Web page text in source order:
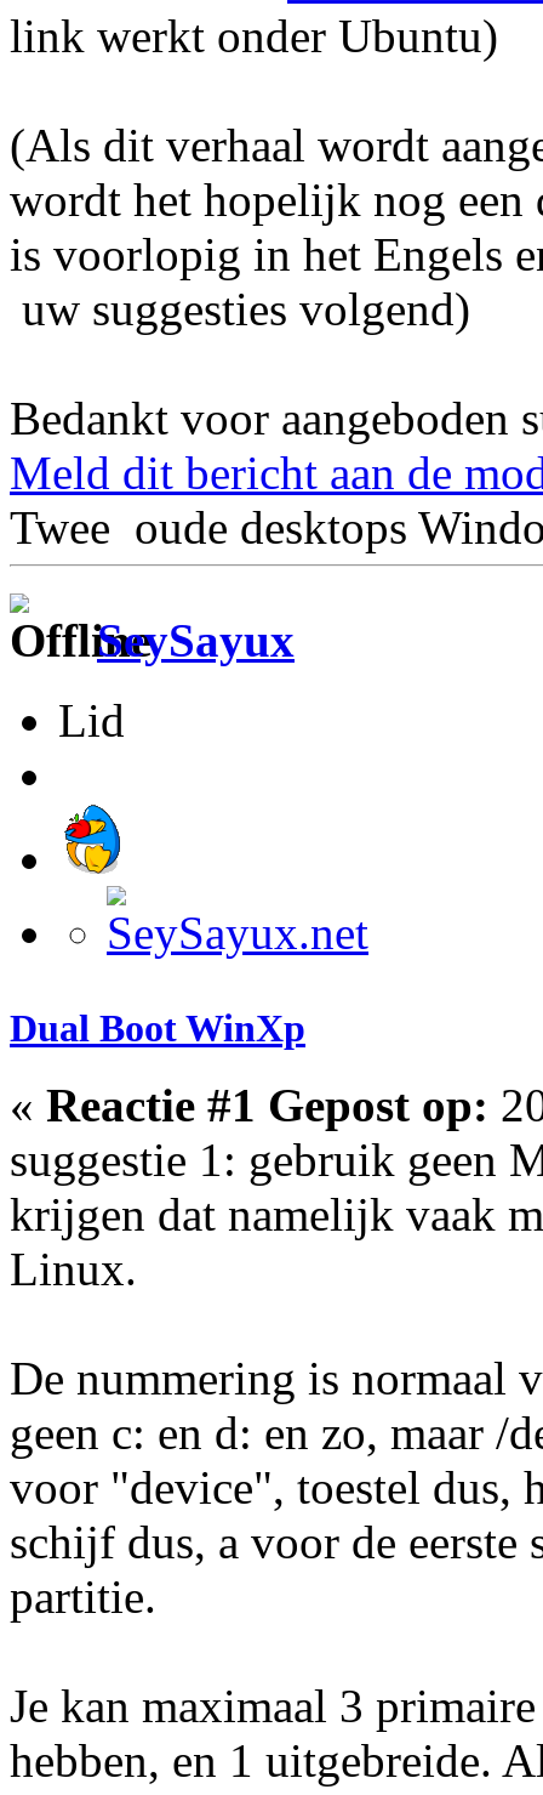
link werkt onder Ubuntu)
(Als dit verhaal wordt
wordt het hopelijk nog
is voorlopig in het Engels
uw suggesties volgend)
Bedankt voor aangeboden
Meld dit bericht aan de
Twee oude desktops
SeySayux
Lid
Dual Boot WinXp
« Reactie #1 Gepost op:
suggestie 1: gebruik geen
krijgen dat namelijk vaak
Linux.
De nummering is
geen c: en d: en zo, maar /
voor "device", toestel dus,
schijf dus, a voor de eerste
partitie.
Je kan maximaal 3
hebben, en 1 uitgebreide.